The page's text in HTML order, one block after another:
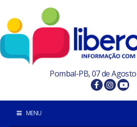
Pombal-PB, 07 de
MENU